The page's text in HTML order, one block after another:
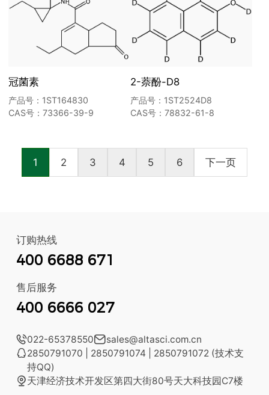
冠菌素
产品号：1ST164830
CAS号：73366-39-9
2-萘酚-D8
产品号：1ST2524D8
CAS号：78832-61-8
1 2 3 4 5 6 下一页
订购热线
400 6688 671
售后服务
400 6666 027
022-65378550sales@altasci.com.cn
2850791070 | 2850791074 | 2850791072 (技术支
持QQ)
天津经济技术开发区第四大街80号天大科技园C7楼